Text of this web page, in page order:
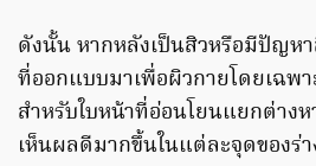
ดังนั้น หากหลังเป็นสิวหรือมีปัญหา
ที่ออกแบบมาเพื่อผิวกายโดยเฉพ
สำหรับใบหน้าที่อ่อนโยนแยกต่าง
เห็นผลดีมากขึ้นในแต่ละจุดของร่